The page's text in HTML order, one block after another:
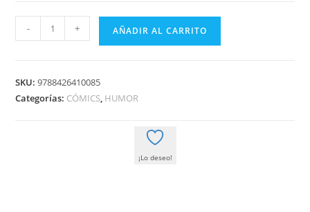
INEDITO
- + AÑADIR AL CARRITO
SKU:9788426410085
Categorías: CÓMICS, HUMOR
¡Lo deseo!